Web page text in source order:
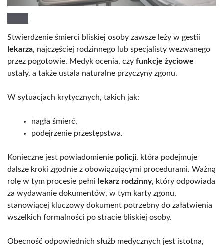
Stwierdzenie śmierci bliskiej osoby zawsze leży w gestii
lekarza, najczęściej rodzinnego lub specjalisty wezwanego
przez pogotowie. Medyk ocenia, czy funkcje życiowe
ustały, a także ustala naturalne przyczyny zgonu.
W sytuacjach krytycznych, takich jak:
nagła śmierć,
podejrzenie przestępstwa.
Konieczne jest powiadomienie policji, która podejmuje
dalsze kroki zgodnie z obowiązującymi procedurami. Ważną
rolę w tym procesie pełni lekarz rodzinny, który odpowiada
za wydawanie dokumentów, w tym karty zgonu,
stanowiącej kluczowy dokument potrzebny do załatwienia
wszelkich formalności po stracie bliskiej osoby.
Obecność odpowiednich służb medycznych jest istotna,